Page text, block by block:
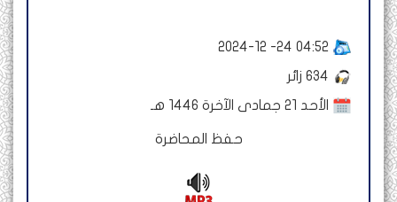
2024-12 -24 04:52
634 زائر
الأحد 21 جمادى الآخرة 1446 هـ
حفظ المحاضرة